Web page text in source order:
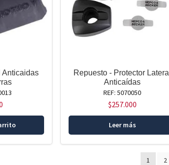
Anticaidas
Repuesto - Protector Lateral
Anticaídas
REF: 5070050
$257.000
Leer más
1 2